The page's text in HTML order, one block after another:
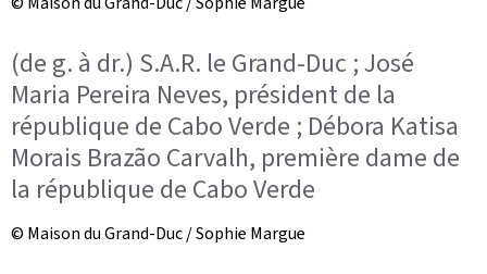
(de g. à dr.) S.A.R. le Grand-Duc ; José
Maria Pereira Neves, président de la
république de Cabo Verde ; Débora Katisa
Morais Brazão Carvalh, première dame de
la république de Cabo Verde
© Maison du Grand-Duc / Sophie Margue